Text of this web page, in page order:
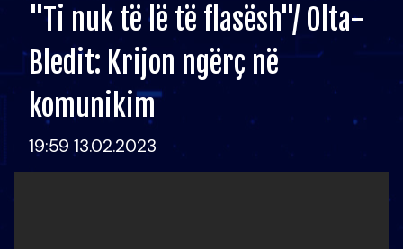
"Ti nuk të lë të flasësh"/ Olta-
Bledit: Krijon ngërç në
komunikim
19:59 13.02.2023